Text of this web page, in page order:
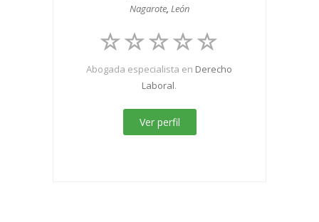
Nagarote, León
Abogada especialista en Derecho
Laboral.
Ver perfil